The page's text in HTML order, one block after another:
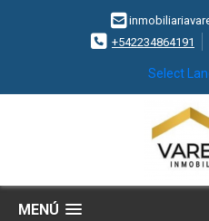
+542234864191
Select
MENÚ